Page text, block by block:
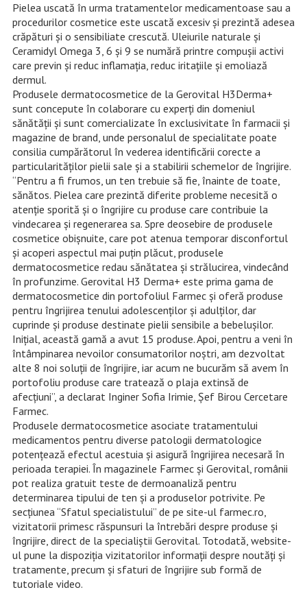
Pielea uscată în urma tratamentelor medicamentoase sau a
procedurilor cosmetice este uscată excesiv și prezintă adesea
crăpături și o sensibiliate crescută. Uleiurile naturale și
Ceramidyl Omega 3, 6 și 9 se numără printre compușii activi
care previn și reduc inflamația, reduc iritațiile și emoliază
dermul.
Produsele dermatocosmetice de la Gerovital H3Derma+
sunt concepute în colaborare cu experți din domeniul
sănătății și sunt comercializate în exclusivitate în farmacii și
magazine de brand, unde personalul de specialitate poate
consilia cumpărătorul în vederea identificării corecte a
particularităților pielii sale și a stabilirii schemelor de îngrijire.
“Pentru a fi frumos, un ten trebuie să fie, înainte de toate,
sănătos. Pielea care prezintă diferite probleme necesită o
atenție sporită și o îngrijire cu produse care contribuie la
vindecarea și regenerarea sa. Spre deosebire de produsele
cosmetice obișnuite, care pot atenua temporar disconfortul
și acoperi aspectul mai puțin plăcut, produsele
dermatocosmetice redau sănătatea și strălucirea, vindecând
în profunzime. Gerovital H3 Derma+ este prima gama de
dermatocosmetice din portofoliul Farmec și oferă produse
pentru îngrijirea tenului adolescenților și adulților, dar
cuprinde și produse destinate pielii sensibile a bebelușilor.
Inițial, această gamă a avut 15 produse. Apoi, pentru a veni în
întâmpinarea nevoilor consumatorilor noștri, am dezvoltat
alte 8 noi soluții de îngrijire, iar acum ne bucurăm să avem în
portofoliu produse care tratează o plaja extinsă de
afecțiuni”, a declarat Inginer Sofia Irimie, Şef Birou Cercetare
Farmec.
Produsele dermatocosmetice asociate tratamentului
medicamentos pentru diverse patologii dermatologice
potențează efectul acestuia și asigură îngrijirea necesară în
perioada terapiei. În magazinele Farmec și Gerovital, românii
pot realiza gratuit teste de dermoanaliză pentru
determinarea tipului de ten și a produselor potrivite. Pe
secțiunea “Sfatul specialistului” de pe site-ul farmec.ro,
vizitatorii primesc răspunsuri la întrebări despre produse și
îngrijire, direct de la specialiștii Gerovital. Totodată, website-
ul pune la dispoziția vizitatorilor informații despre noutăți și
tratamente, precum și sfaturi de îngrijire sub formă de
tutoriale video.